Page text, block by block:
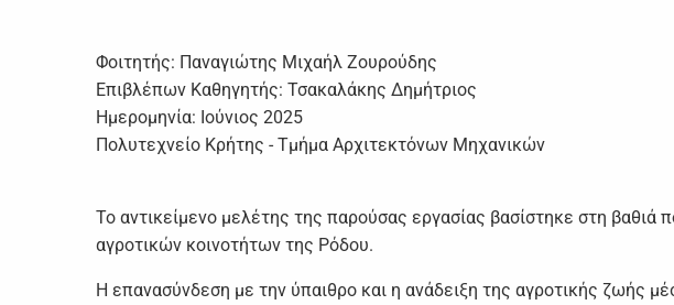
Φοιτητής: Παναγιώτης Μιχαήλ Ζουρούδης
Επιβλέπων Καθηγητής: Τσακαλάκης Δημήτριος
Ημερομηνία: Ιούνιος 2025
Πολυτεχνείο Κρήτης - Τμήμα Αρχιτεκτόνων Μηχανικών
Το αντικείμενο μελέτης της παρούσας εργασίας βασίστηκε στη βαθιά
αγροτικών κοινοτήτων της Ρόδου.
Η επανασύνδεση με την ύπαιθρο και η ανάδειξη της αγροτικής ζωής